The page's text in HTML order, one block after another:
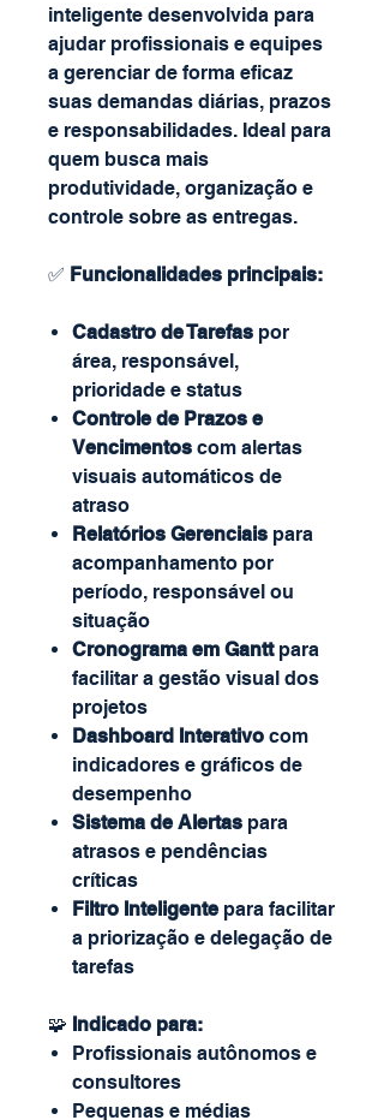
inteligente desenvolvida para
ajudar profissionais e equipes
a gerenciar de forma eficaz
suas demandas diárias, prazos
e responsabilidades. Ideal para
quem busca mais
produtividade, organização e
controle sobre as entregas.
✅ Funcionalidades principais:
Cadastro de Tarefas por
área, responsável,
prioridade e status
Controle de Prazos e
Vencimentos com alertas
visuais automáticos de
atraso
Relatórios Gerenciais para
acompanhamento por
período, responsável ou
situação
Cronograma em Ganttpara
facilitar a gestão visual dos
projetos
Dashboard Interativo com
indicadores e gráficos de
desempenho
Sistema de Alertas para
atrasos e pendências
críticas
Filtro Inteligentepara facilitar
a priorização e delegação de
tarefas
🧩 Indicado para:
Profissionais autônomos e
consultores
Pequenas e médias